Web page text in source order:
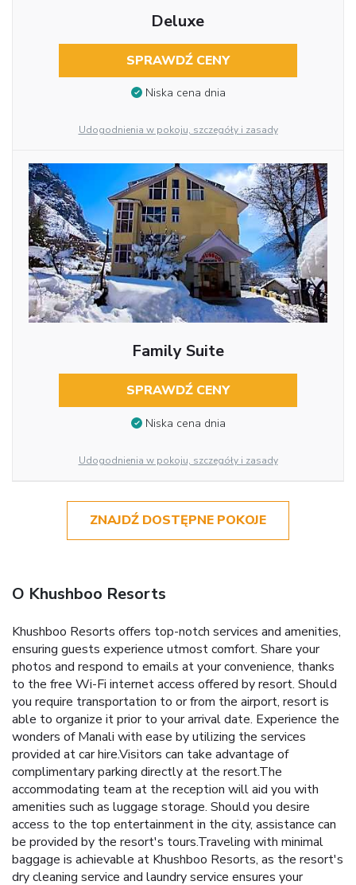
Deluxe
SPRAWDŹ CENY
Niska cena dnia
Udogodnienia w pokoju, szczegóły i zasady
Family Suite
SPRAWDŹ CENY
Niska cena dnia
Udogodnienia w pokoju, szczegóły i zasady
ZNAJDŹ DOSTĘPNE POKOJE
O Khushboo Resorts
Khushboo Resorts offers top-notch services and amenities,
ensuring guests experience utmost comfort. Share your
photos and respond to emails at your convenience, thanks
to the free Wi-Fi internet access offered by resort. Should
you require transportation to or from the airport, resort is
able to organize it prior to your arrival date. Experience the
wonders of Manali with ease by utilizing the services
provided at car hire.Visitors can take advantage of
complimentary parking directly at the resort.The
accommodating team at the reception will aid you with
amenities such as luggage storage. Should you desire
access to the top entertainment in the city, assistance can
be provided by the resort's tours.Traveling with minimal
baggage is achievable at Khushboo Resorts, as the resort's
dry cleaning service and laundry service ensures your